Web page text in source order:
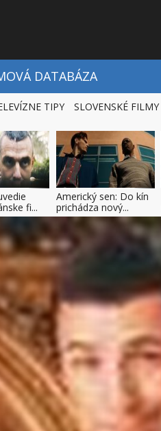
DATABÁZA
TIPY SLOVENSKÉ FILMY
fi...
Americký sen: Do kín
prichádza nový...